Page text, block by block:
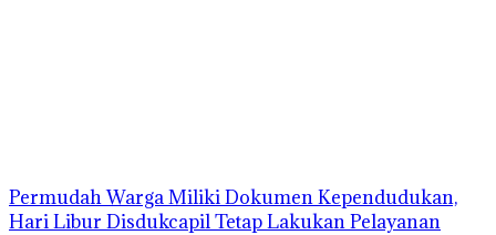
Permudah Warga Miliki Dokumen Kependudukan,
Hari Libur Disdukcapil Tetap Lakukan Pelayanan